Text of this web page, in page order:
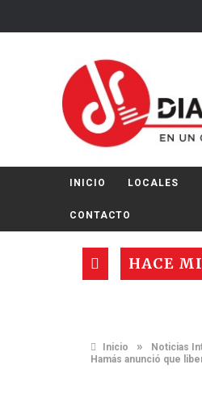
INICIO LOCALES
CONTACTO
HACE
Inicio » Noticias
Hamás anunció que